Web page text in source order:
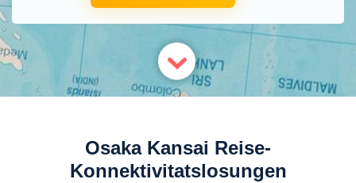
Osaka Kansai Reise-
Konnektivitatslosungen